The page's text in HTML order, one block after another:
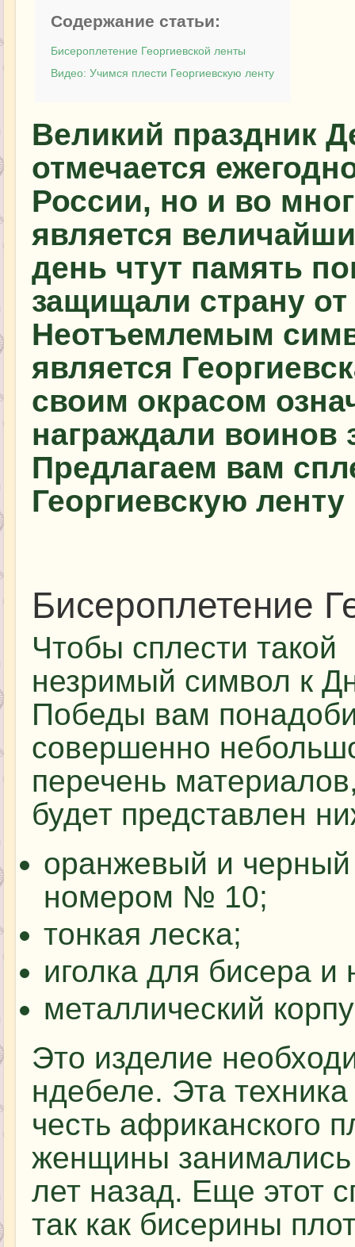
Содержание статьи:
Бисероплетение Георгиевской ленты
Видео: Учимся плести Георгиевскую ленту
Великий праздник
отмечается
России, но и во
является
день чтут память
защищали страну
Неотъемлемым
является
своим окрасом
награждали воинов
Предлагаем вам
Георгиевскую
Бисероплетение
Чтобы сплести такой
незримый символ к
Победы вам
совершенно
перечень
будет представлен
оранжевый и
номером № 10;
тонкая леска;
иголка для бисера и
металлический
Это изделие
ндебеле. Эта
честь африканского
женщины
лет назад. Еще этот
так как бисерины